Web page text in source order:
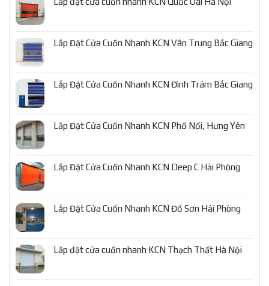
Lắp Đặt Cửa Cuốn Nhanh KCN Vân Trung Bắc Giang
Lắp Đặt Cửa Cuốn Nhanh KCN Đình Trám Bắc Giang
Lắp Đặt Cửa Cuốn Nhanh KCN Phố Nối, Hưng Yên
Lắp Đặt Cửa Cuốn Nhanh KCN Deep C Hải Phòng
Lắp Đặt Cửa Cuốn Nhanh KCN Đồ Sơn Hải Phòng
Lắp đặt cửa cuốn nhanh KCN Thạch Thất Hà Nội